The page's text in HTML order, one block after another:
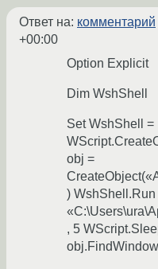
Ответ на: комментарий
+00:00
Option Explicit
Dim WshShell
Set WshShell =
obj =
) WshShell.Run
, 5